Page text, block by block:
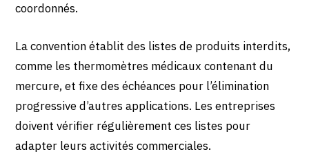
coordonnés.
La convention établit des listes de produits interdits,
comme les thermomètres médicaux contenant du
mercure, et fixe des échéances pour l’élimination
progressive d’autres applications. Les entreprises
doivent vérifier régulièrement ces listes pour
adapter leurs activités commerciales.